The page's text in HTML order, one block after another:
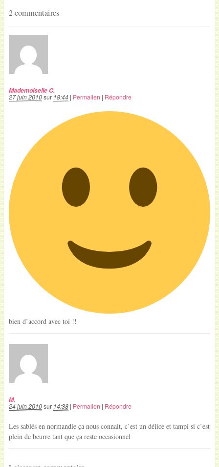
2 commentaires
Mademoiselle C.
27 juin 2010sur 18:44| Permalien | Répondre
bien d’accord avec toi !!
M.
24 juin 2010sur 14:38| Permalien | Répondre
Les sablés en normandie ça nous connait, c’est un délice et tampi si c’est
plein de beurre tant que ça reste occasionnel